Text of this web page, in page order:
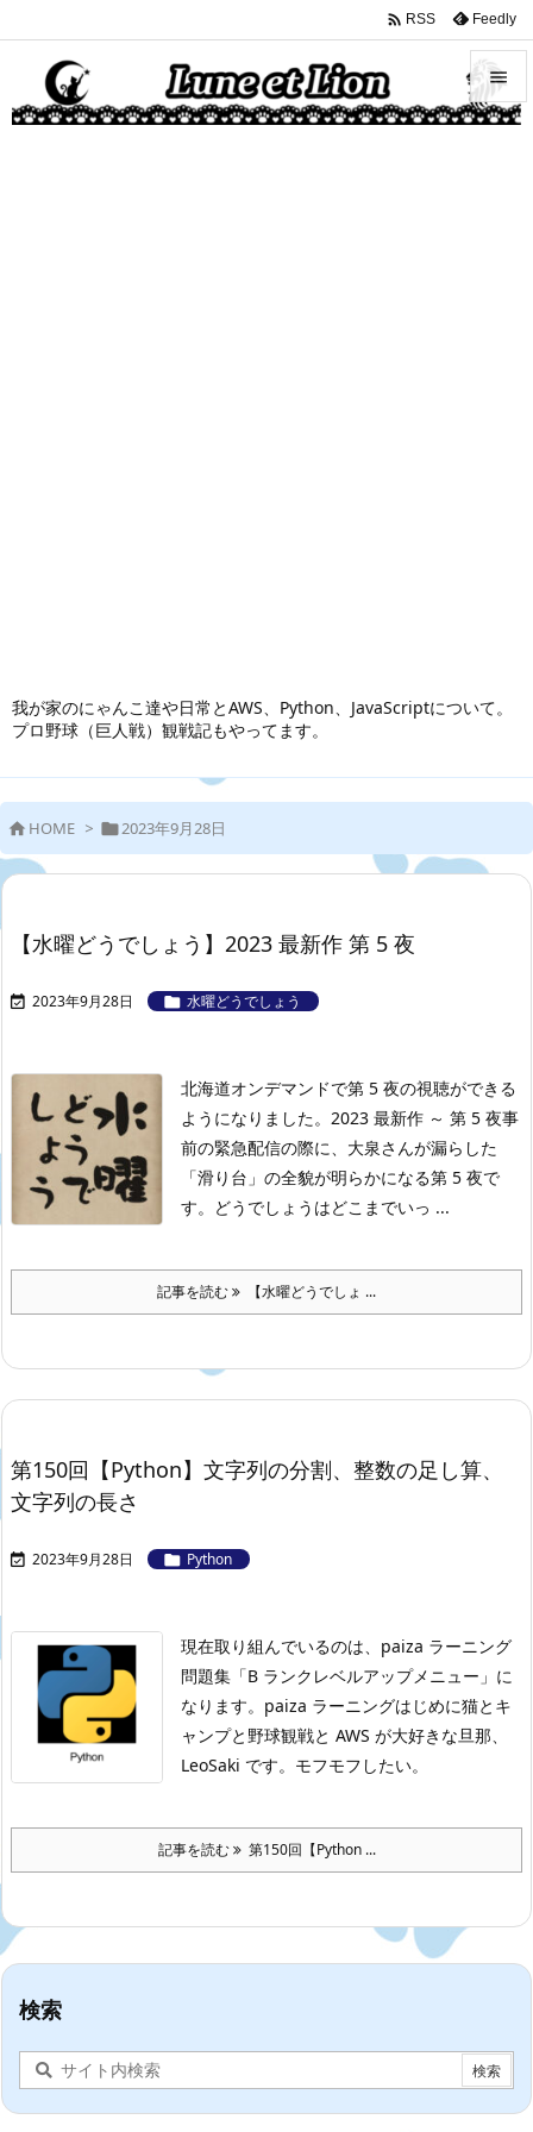
我が家のにゃんこ達や日常とAWS、Python、JavaScriptについて。
プロ野球（巨人戦）観戦記もやってます。


 RSS Feedly
 HOME > 2023年9月28日
【水曜どうでしょう】2023 最新作 第 5 夜
 2023年9月28日  水曜どうでしょう
北海道オンデマンドで第 5 夜の視聴ができる
ようになりました。 2023 最新作 ～ 第 5 夜事
前の緊急配信の際に、大泉さんが漏らした
「滑り台」の全貌が明らかになる第 5 夜で
す。 どうでしょうはどこまでいっ ...
記事を読む 【水曜どうでしょ ...
第150回【Python】文字列の分割、整数の足し算、
文字列の長さ
 2023年9月28日  Python
現在取り組んでいるのは、paiza ラーニング
問題集「B ランクレベルアップメニュー」に
なります。 paiza ラーニングはじめに猫とキ
ャンプと野球観戦と AWS が大好きな旦那、
LeoSaki です。モフモフしたい。
記事を読む 第150回【Python ...
検索